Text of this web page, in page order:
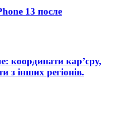
13 после
координати кар’єру,
з інших регіонів.